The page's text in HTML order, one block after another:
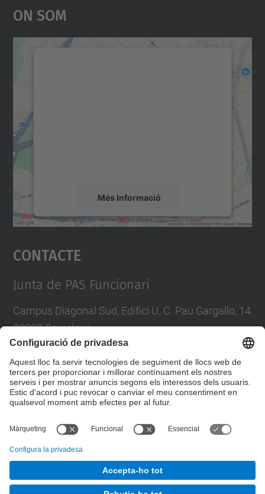
On Som
Més Informació
Accepta
powered by
Contacte
Junta de PAS Funcionari
Campus Diagonal Sud, Edifici U. C. Pau Gargallo, 14
08028 Barcelona
E-mail :junta.pasf@upc.edu
Formulari de contacte
Junta PAS Funcionari